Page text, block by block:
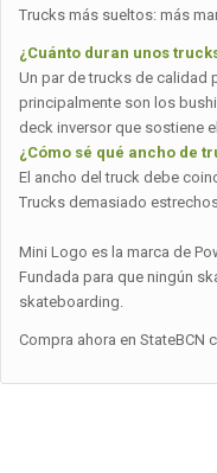
Trucks más sueltos: más
¿Cuánto duran unos
Un par de trucks de calidad
principalmente son los
deck inversor que sostiene
¿Cómo sé qué ancho de
El ancho del truck debe
Trucks demasiado
Mini Logo es la marca de
Fundada para que ningún
skateboarding.
Compra ahora en StateBCN